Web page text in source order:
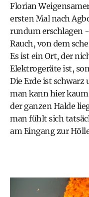
Florian
ersten Mal nach
rundum erschlagen
Rauch, von dem
Es ist ein Ort, der
Elektrogeräte ist,
Die Erde ist
man kann hier kaum
der ganzen Halde
man fühlt sich
am Eingang zur